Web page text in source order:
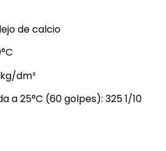
de calcio
dm³
a 25°C (60 golpes): 325 1/10